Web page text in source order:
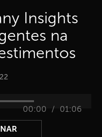
Insights
na
00:00 / 01:06